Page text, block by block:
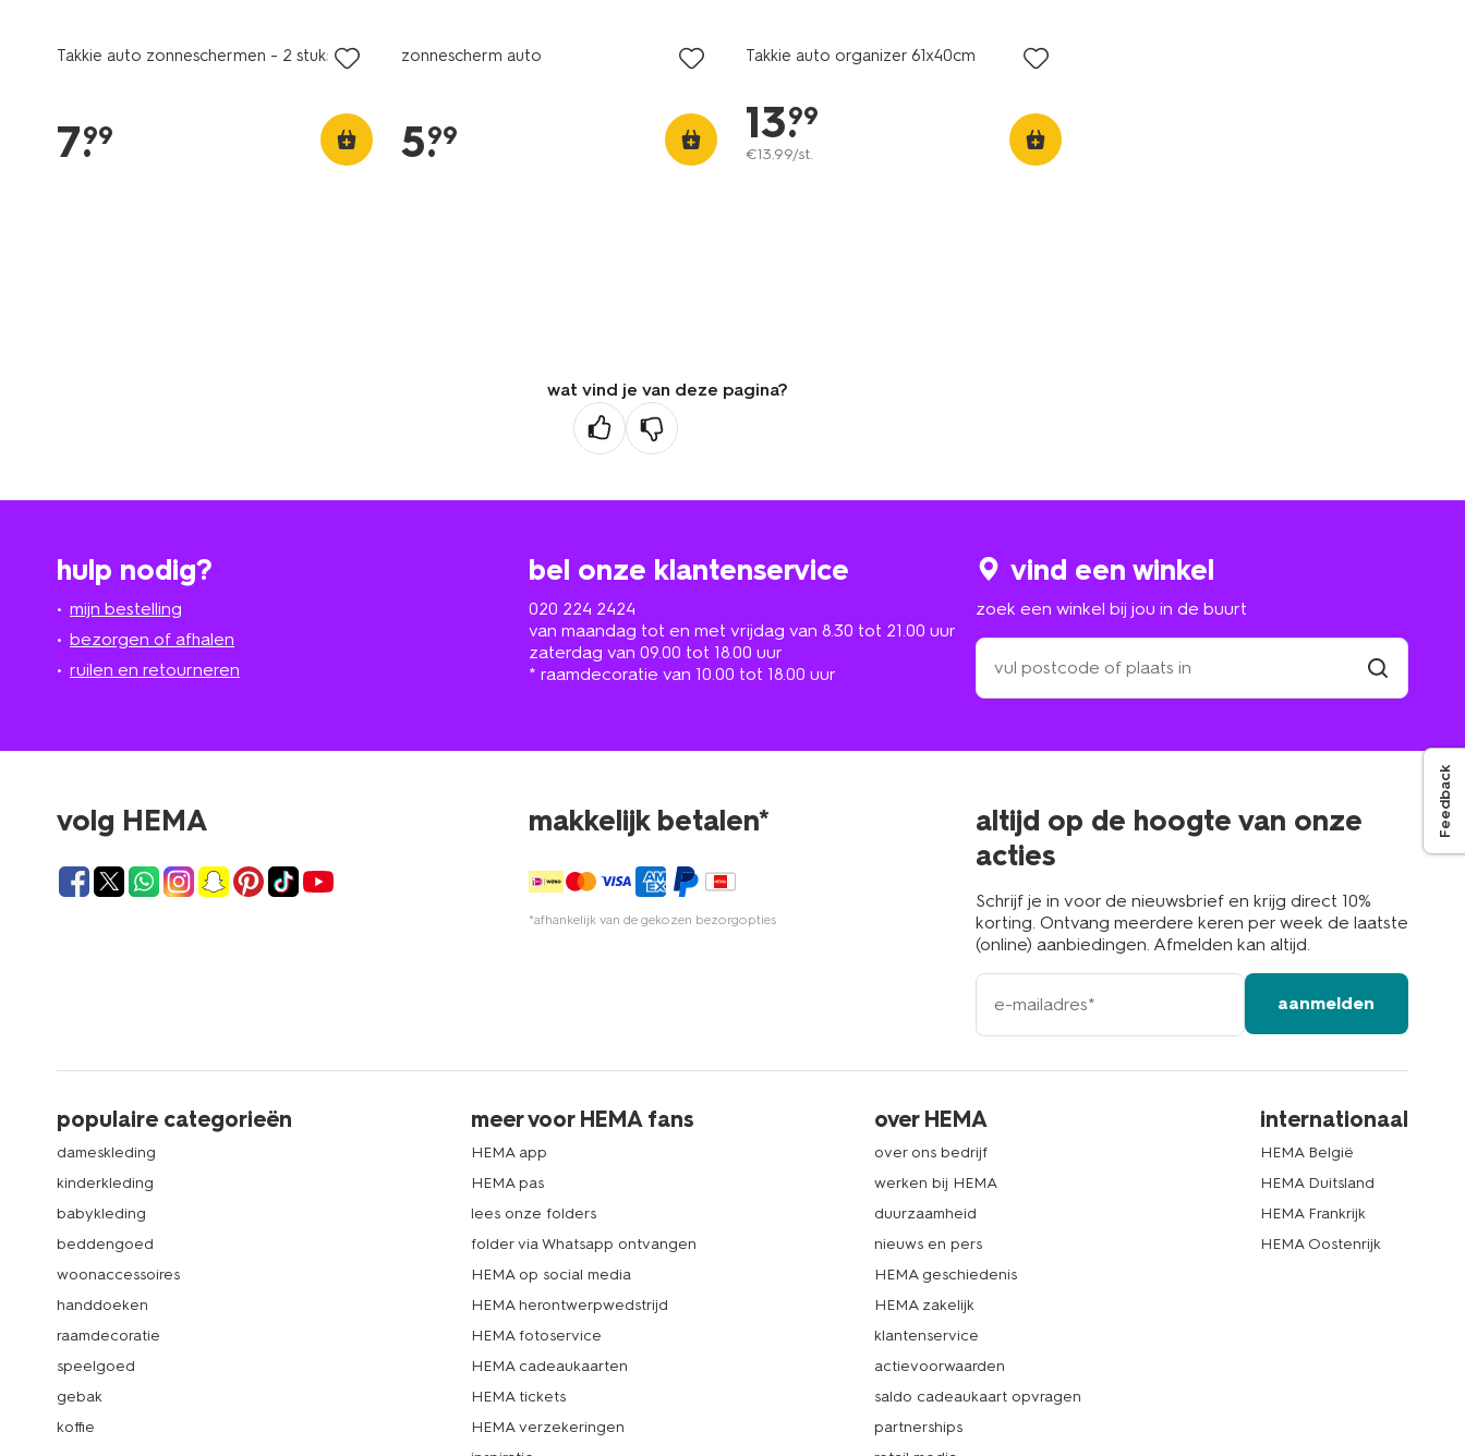
Takkie auto zonneschermen - 2 stuks
7.
99
zonnescherm auto
5.
99
Takkie auto organizer 61x40cm
13.
99
€13.99/st.
wat vind je van deze pagina?
hulp nodig?
mijn bestelling
bezorgen of afhalen
ruilen en retourneren
bel onze klantenservice
020 224 2424
van maandag tot en met vrijdag van 8.30 tot 21.00 uur
zaterdag van 09.00 tot 18.00 uur
* raamdecoratie van 10.00 tot 18.00 uur
vind een winkel
zoek een winkel bij jou in de buurt
zoek
een
winkel
in
volg HEMA makkelijk betalen*
*afhankelijk van de gekozen bezorgopties
altijd op de hoogte van onze
acties
Schrijf je in voor de nieuwsbrief en krijg direct 10%
korting. Ontvang meerdere keren per week de laatste
(online) aanbiedingen. Afmelden kan altijd.
e-
mailadres
aanmelden
populaire categorieën
dameskleding
kinderkleding
babykleding
beddengoed
woonaccessoires
handdoeken
raamdecoratie
speelgoed
gebak
koffie
meer voor HEMA fans
HEMA app
HEMA pas
lees onze folders
folder via Whatsapp ontvangen
HEMA op social media
HEMA herontwerpwedstrijd
HEMA fotoservice
HEMA cadeaukaarten
HEMA tickets
HEMA verzekeringen
over HEMA
over ons bedrijf
werken bij HEMA
duurzaamheid
nieuws en pers
HEMA geschiedenis
HEMA zakelijk
klantenservice
actievoorwaarden
saldo cadeaukaart opvragen
partnerships
internationaal
HEMA België
HEMA Duitsland
HEMA Frankrijk
HEMA Oostenrijk
Feedback